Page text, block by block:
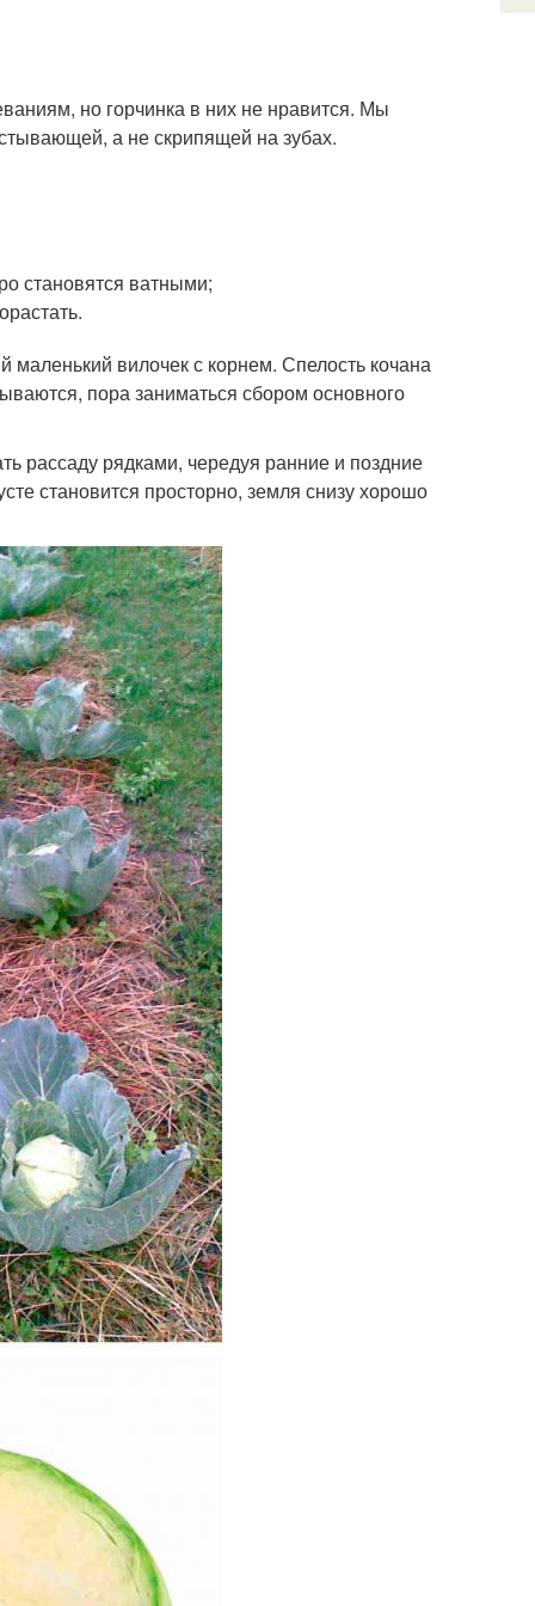
но горчинка в них не нравится. Мы
а не скрипящей на зубах.
становятся ватными;
вилочек с корнем. Спелость кочана
пора заниматься сбором основного
рассаду рядками, чередуя ранние и поздние
становится просторно, земля снизу хорошо